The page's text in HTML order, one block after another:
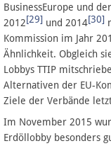
BusinessEurope und der
2012[29] und 2014[30]
Kommission im Jahr
Ähnlichkeit. Obgleich
Lobbys TTIP
Alternativen der EU-
Ziele der Verbände
Im November 2015
Erdöllobby besonders